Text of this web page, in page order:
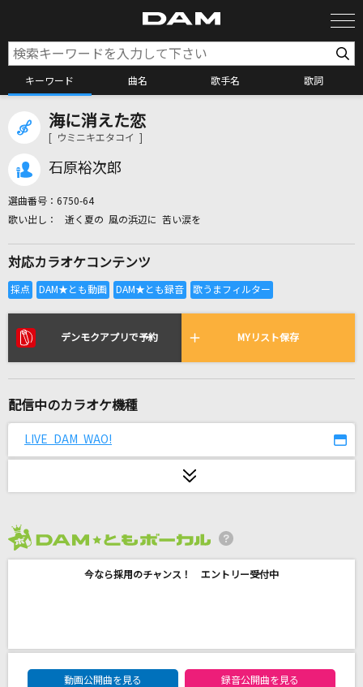
キーワード 曲名 歌手名 歌詞
カラオケ検索
全国りれき
リアルタイムで歌われている曲の一覧
カクシタワタシ
[生音]ピースサイン
マカロニえんぴつ
きっと大丈夫
海に消えた恋
[ ウミニキエタコイ ]
石原裕次郎
選曲番号： 6750-64
逝く夏の 風の浜辺に 苦い涙を
対応カラオケコンテンツ
デンモクアプリで予約 MYリスト保存
配信中のカラオケ機種
LIVE DAM WAO!
今なら採用のチャンス！ エントリー受付中
DAM★ともボーカルエントリーランキング
動画公開曲を見る
録音公開曲を見る